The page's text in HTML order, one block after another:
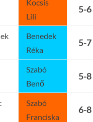
Kocsis
Lili
5-6
Benedek
Réka
5-7
Szabó
Benő
5-8
Szabó
Franciska
6-8